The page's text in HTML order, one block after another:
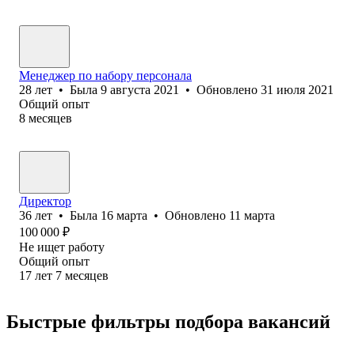
Менеджер по набору персонала
28 лет • Была 9 августа 2021 • Обновлено 31 июля 2021
Общий опыт
8 месяцев
Директор
36 лет • Была 16 марта • Обновлено 11 марта
100 000 ₽
Не ищет работу
Общий опыт
17 лет 7 месяцев
Быстрые фильтры подбора вакансий